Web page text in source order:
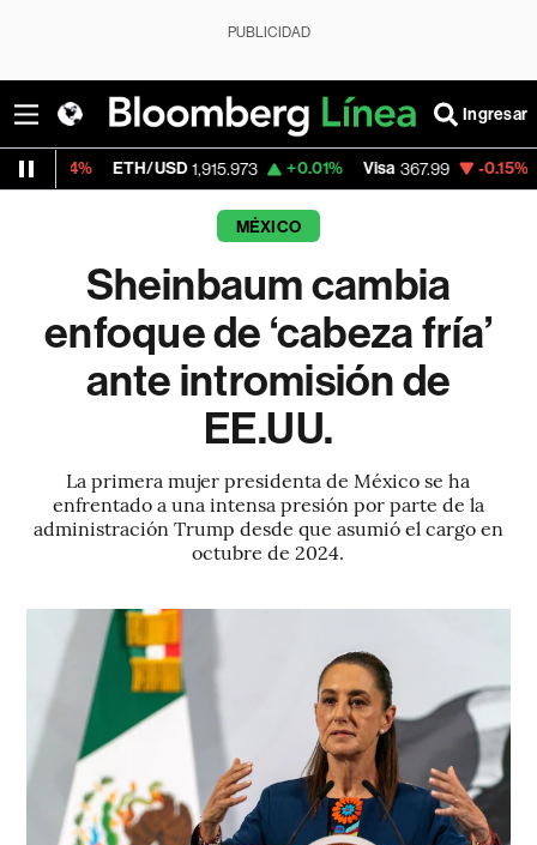
PUBLICIDAD
Ingresar
ETH/USD 1,915.973 +0.01% Visa 367.99 -0.15%
MÉXICO
Sheinbaum cambia
enfoque de ‘cabeza fría’
ante intromisión de
EE.UU.
La primera mujer presidenta de México se ha
enfrentado a una intensa presión por parte de la
administración Trump desde que asumió el cargo en
octubre de 2024.